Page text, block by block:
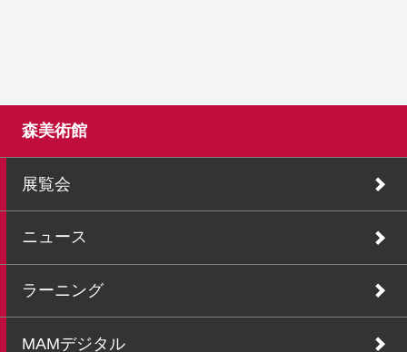
森美術館
展覧会
ニュース
ラーニング
MAMデジタル